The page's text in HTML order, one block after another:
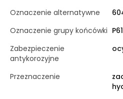
Oznaczenie alternatywne
Oznaczenie grupy końcówki
Zabezpieczenie
antykorozyjne
Przeznaczenie